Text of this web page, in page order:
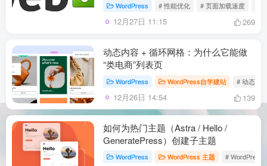
WordPress # 性能优化 # 页面加载速度
12月27日 11:15 269
动态内容 + 循环网格：为什么它能做
“类电商”列表页
WordPress WordPress自学建站 # 动态内
12月26日 14:54 139
如何为热门主题（Astra / Hello /
GeneratePress）创建子主题
WordPress WordPress 主题 # WordPress